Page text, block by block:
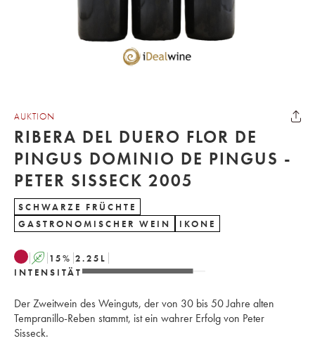
AUKTION
RIBERA DEL DUERO FLOR DE
PINGUS DOMINIO DE PINGUS -
PETER SISSECK 2005
SCHWARZE FRÜCHTE
GASTRONOMISCHER WEIN
IKONE
A 15% 2.25 L
INTENSITÄT
Der Zweitwein des Weinguts, der von 30 bis 50 Jahre alten
Tempranillo-Reben stammt, ist ein wahrer Erfolg von Peter
Sisseck.